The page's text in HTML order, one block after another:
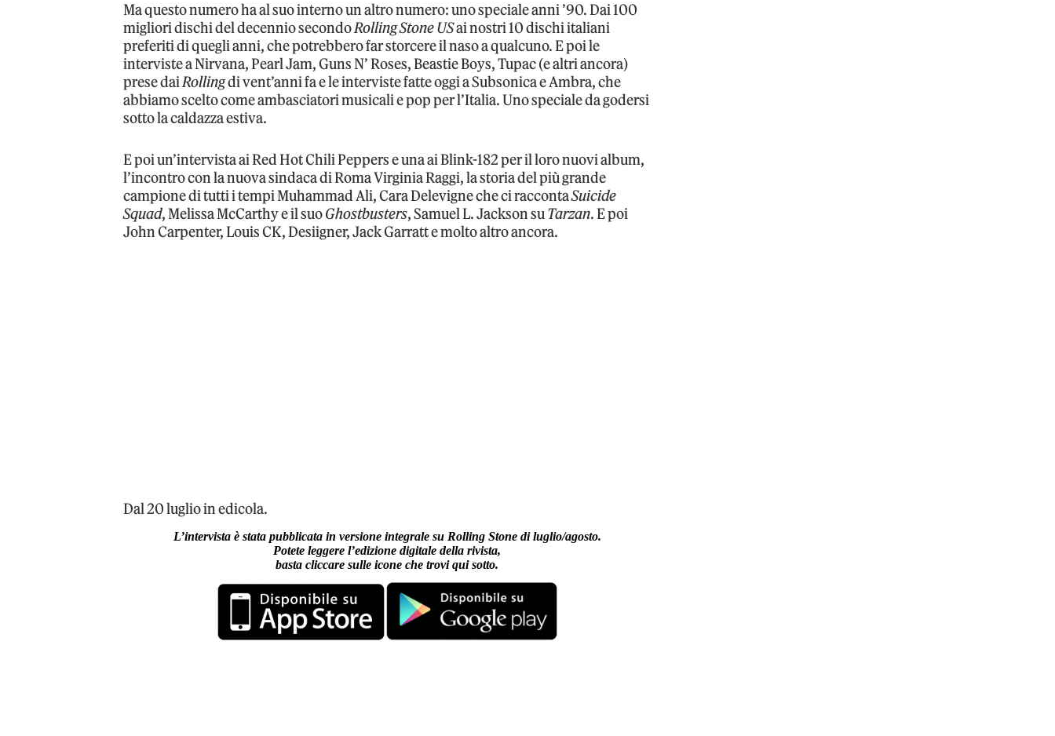
Ma questo numero ha al suo interno un altro numero: uno speciale anni ’90. Dai 100
migliori dischi del decennio secondoRolling Stone USai nostri 10 dischi italiani
preferiti di quegli anni, che potrebbero far storcere il naso a qualcuno. E poi le
interviste a Nirvana, Pearl Jam, Guns N’ Roses, Beastie Boys, Tupac (e altri ancora)
prese daiRollingdi vent’anni fa e le interviste fatte oggi a Subsonica e Ambra, che
abbiamo scelto come ambasciatori musicali e pop per l’Italia. Uno speciale da godersi
sotto la caldazza estiva.
E poi un’intervista ai Red Hot Chili Peppers e una ai Blink-182 per il loro nuovi album,
l’incontro con la nuova sindaca di Roma Virginia Raggi, la storia del più grande
campione di tutti i tempi Muhammad Ali, Cara Delevigne che ci raccontaSuicide
Squad, Melissa McCarthy e il suoGhostbusters, Samuel L. Jackson suTarzan. E poi
John Carpenter, Louis CK, Desiigner, Jack Garratt e molto altro ancora.
Dal 20 luglio in edicola.
L’intervista è stata pubblicata in versione integrale su Rolling Stone di luglio/agosto.
Potete leggere l’edizione digitale della rivista,
basta cliccare sulle icone che trovi qui sotto.